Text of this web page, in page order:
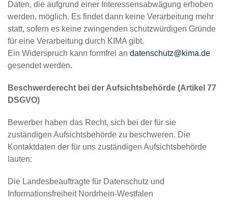
Daten, die aufgrund einer Interessensabwägung erhoben
werden, möglich. Es findet dann keine Verarbeitung mehr
statt, sofern es keine zwingenden schutzwürdigen Gründe
für eine Verarbeitung durch KIMA gibt.
Ein Widerspruch kann formfrei an datenschutz@kima.de
gesendet werden.
Beschwerderecht bei der Aufsichtsbehörde (Artikel 77
DSGVO)
Bewerber haben das Recht, sich bei der für sie
zuständigen Aufsichtsbehörde zu beschweren. Die
Kontaktdaten der für uns zuständigen Aufsichtsbehörde
lauten:
Die Landesbeauftragte für Datenschutz und
Informationsfreiheit Nordrhein-Westfalen